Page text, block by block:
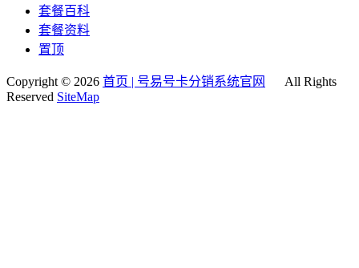
套餐百科
套餐资料
置顶
Copyright © 2026 首页 | 号易号卡分销系统官网
All Rights
Reserved SiteMap